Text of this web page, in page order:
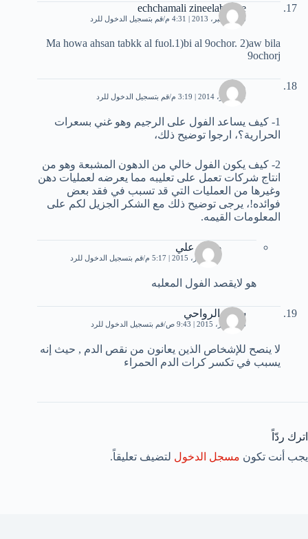
echchamali zineelabidine
16 ديسمبر، 2013 | 4:31 م قم بتسجيل الدخول للرد
Ma howa ahsan tabkk al fuol.1)bi al 9ochor. 2)aw bila
9ochorj
محمد
1 سبتمبر، 2014 | 3:19 م قم بتسجيل الدخول للرد
1- كيف يساعد الفول على الرجيم وهو غني بسعرات
الحرارية؟، ارجوا توضيح ذلك،
2- كيف يكون الفول خالي من الدهون المشبعة وهو من
انتاج شركات تعمل على تعليبه مما يعرضه لعمليات دهن
وغيرها من العمليات التي قد تسبب في فقد بعض
فوائده!، يرجى توضيح ذلك مع الشكر الجزيل لكم على
المعلومات القيمه.
صدام علي
7 ديسمبر، 2015 | 5:17 م قم بتسجيل الدخول للرد
هو لايقصد الفول المعلبه
سعيد الرواحي
26 أكتوبر، 2015 | 9:43 ص قم بتسجيل الدخول للرد
لا ينصح للإشخاص الذين يعانون من نقص الدم , حيث إنه
يسبب في تكسر كرات الدم الحمراء
اترك ردّاً
يجب أنت تكون مسجل الدخول لتضيف تعليقاً.